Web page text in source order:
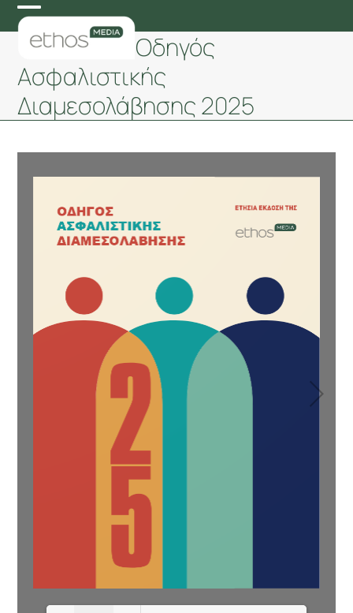
Skip
to
content
Open
mobile
menu
Close
mobile
menu
Οδηγός
Ασφαλιστικής
Διαμεσολάβησης 2025